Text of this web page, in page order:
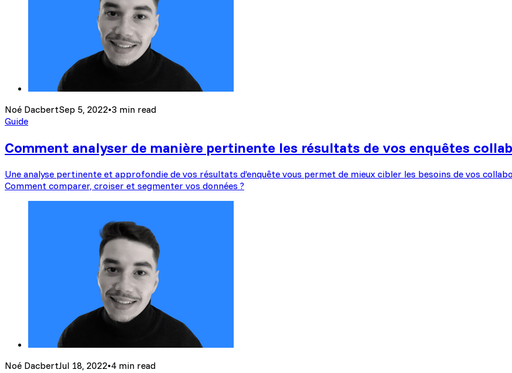
Noé DacbertSep 5, 2022•3 min read
Guide
Comment analyser de manière pertinente les résultats de vos enquêtes
Une analyse pertinente et approfondie de vos résultats d’enquête vous permet de mieux cibler les besoins de vos
Comment comparer, croiser et segmenter vos données ?
Noé DacbertJul 18, 2022•4 min read